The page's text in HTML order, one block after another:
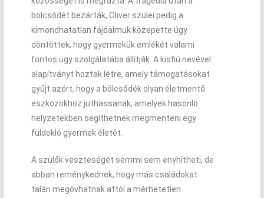
bölcsődét bezárták, Oliver szülei pedig a
kimondhatatlan fájdalmuk közepette úgy
döntöttek, hogy gyermekük emlékét valami
fontos ügy szolgálatába állítják. A kisfiú nevével
alapítványt hoztak létre, amely támogatásokat
gyűjt azért, hogy a bölcsődék olyan életmentő
eszközökhöz juthassanak, amelyek hasonló
helyzetekben segíthetnek megmenteni egy
fuldokló gyermek életét.
A szülők veszteségét semmi sem enyhítheti, de
abban reménykednek, hogy más családokat
talán megóvhatnak attól a mérhetetlen